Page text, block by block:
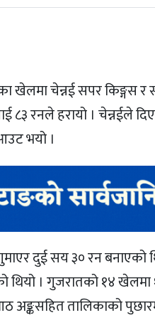
खेलमा चेन्नई सपर किङ्गस र
८३ रनले हरायो । चेन्नईले
भयो ।
दुई सय ३० रन बनाएको
। गुजरातको १४ खेलमा
तालिकाको